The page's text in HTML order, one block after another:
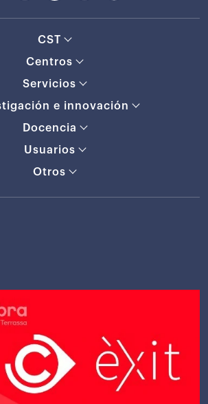
CST
Centros
Servicios
e innovación
Docencia
Usuarios
Otros